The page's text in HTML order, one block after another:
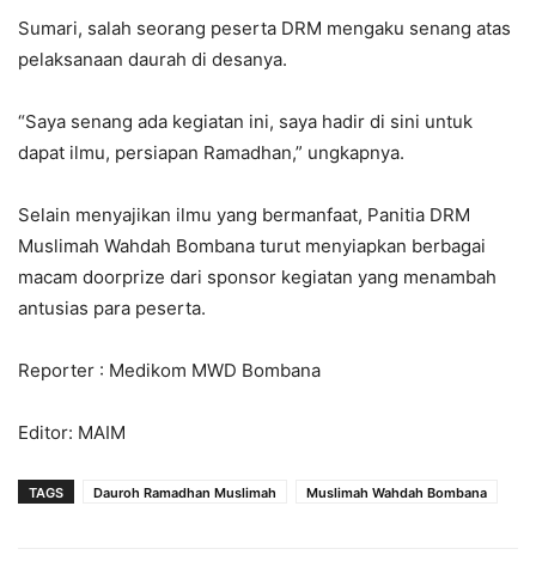
Sumari, salah seorang peserta DRM mengaku senang atas
pelaksanaan daurah di desanya.
“Saya senang ada kegiatan ini, saya hadir di sini untuk
dapat ilmu, persiapan Ramadhan,” ungkapnya.
Selain menyajikan ilmu yang bermanfaat, Panitia DRM
Muslimah Wahdah Bombana turut menyiapkan berbagai
macam doorprize dari sponsor kegiatan yang menambah
antusias para peserta.
Reporter : Medikom MWD Bombana
Editor: MAIM
TAGS Dauroh Ramadhan Muslimah Muslimah Wahdah Bombana